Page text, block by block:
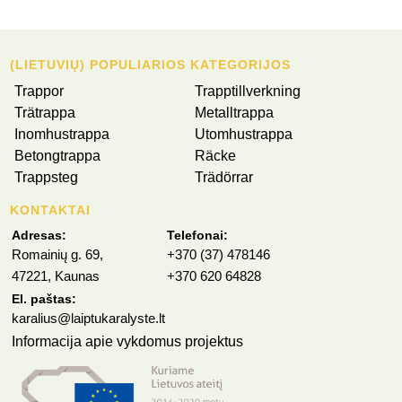
(LIETUVIŲ) POPULIARIOS KATEGORIJOS
Trappor
Trapptillverkning
Trätrappa
Metalltrappa
Inomhustrappa
Utomhustrappa
Betongtrappa
Räcke
Trappsteg
Trädörrar
KONTAKTAI
Adresas:
Romainių g. 69,
47221, Kaunas
Telefonai:
+370 (37) 478146
+370 620 64828
El. paštas:
karalius@laiptukaralyste.lt
Informacija apie vykdomus projektus